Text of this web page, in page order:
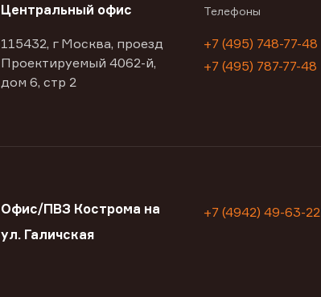
Центральный офис
115432, г Москва, проезд
Проектируемый 4062-й,
дом 6, стр 2
Телефоны
+7 (495) 748-77-48
+7 (495) 787-77-48
Офис/ПВЗ Кострома на
ул. Галичская
+7 (4942) 49-63-22